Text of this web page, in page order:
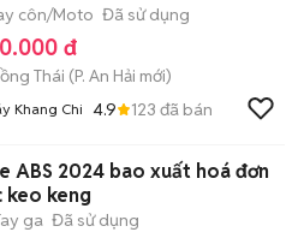
côn/Moto Đã sử dụng
đ
Thái (P. An Hải mới)
Khang Chi 4.9 123 đã bán
ABS 2024 bao xuất hoá đơn
keo keng
ga Đã sử dụng